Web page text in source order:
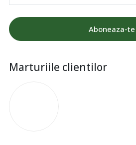
Aboneaza-te
Marturiile clientilor